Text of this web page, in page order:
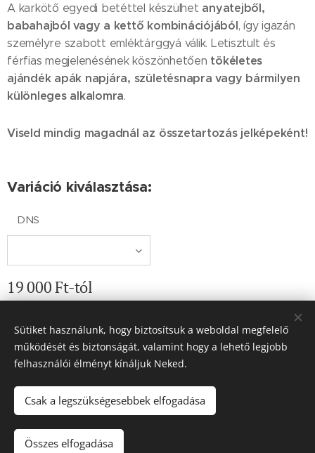
A karkötő egyedi betéttel készülhet anyatejből,
babahajból vagy a kettő kombinációjából, így igazán
személyre szabott emléktárggyá válik. Letisztult és
férfias megjelenésének köszönhetően tökéletes
ajándék apák napjára, születésnapra vagy bármilyen
különleges alkalomra.
Viseld mindig magadnál az összetartozás jelképeként!
Variáció kiválasztása:
DNS
19 000Ft-tól
© 2019 Fanna Műhelye Kézműves ajándékok és
ékszerek. Minden jog fenntartva.
Sütik
Sütiket használunk, hogy biztosítsuk a weboldal megfelelő
működését és biztonságát, valamint hogy a lehető legjobb
felhasználói élményt kínáljuk Neked.
Csak a legszükségesebbek elfogadása
Összes elfogadása